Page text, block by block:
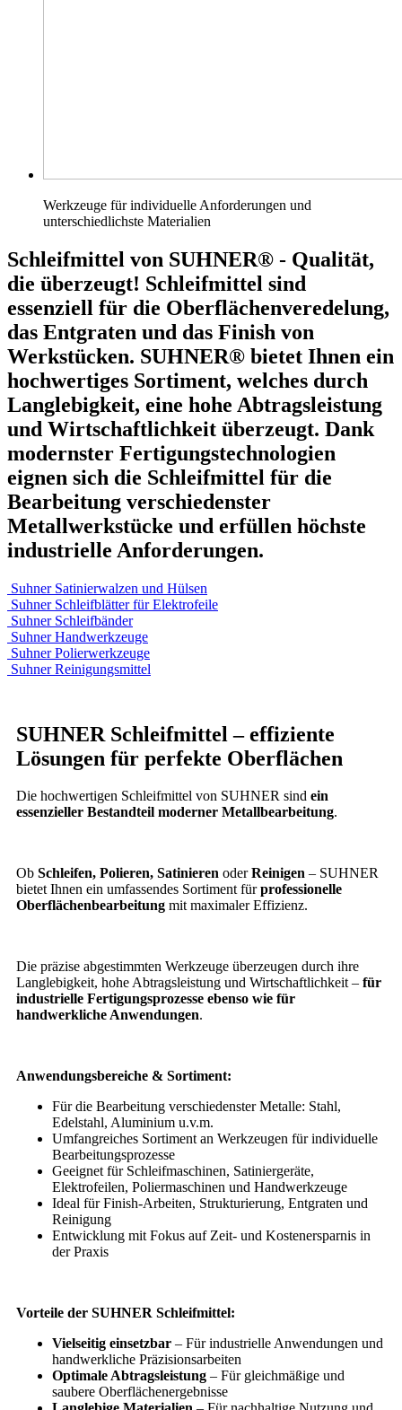
Werkzeuge für individuelle Anforderungen und
unterschiedlichste Materialien
Schleifmittel von SUHNER® - Qualität,
die überzeugt! Schleifmittel sind
essenziell für die Oberflächenveredelung,
das Entgraten und das Finish von
Werkstücken. SUHNER® bietet Ihnen ein
hochwertiges Sortiment, welches durch
Langlebigkeit, eine hohe Abtragsleistung
und Wirtschaftlichkeit überzeugt. Dank
modernster Fertigungstechnologien
eignen sich die Schleifmittel für die
Bearbeitung verschiedenster
Metallwerkstücke und erfüllen höchste
industrielle Anforderungen.
Suhner Satinierwalzen und Hülsen
Suhner Schleifblätter für Elektrofeile
Suhner Schleifbänder
Suhner Handwerkzeuge
Suhner Polierwerkzeuge
Suhner Reinigungsmittel
SUHNER Schleifmittel – effiziente
Lösungen für perfekte Oberflächen
Die hochwertigen Schleifmittel von SUHNER sind ein
essenzieller Bestandteil moderner Metallbearbeitung.
Ob Schleifen, Polieren, Satinieren oderReinigen – SUHNER
bietet Ihnen ein umfassendes Sortiment fürprofessionelle
Oberflächenbearbeitung mit maximaler Effizienz.
Die präzise abgestimmten Werkzeuge überzeugen durch ihre
Langlebigkeit, hohe Abtragsleistung und Wirtschaftlichkeit – für
industrielle Fertigungsprozesse ebenso wie für
handwerkliche Anwendungen.
Anwendungsbereiche & Sortiment:
Für die Bearbeitung verschiedenster Metalle: Stahl,
Edelstahl, Aluminium u.v.m.
Umfangreiches Sortiment an Werkzeugen für individuelle
Bearbeitungsprozesse
Geeignet für Schleifmaschinen, Satiniergeräte,
Elektrofeilen, Poliermaschinen und Handwerkzeuge
Ideal für Finish-Arbeiten, Strukturierung, Entgraten und
Reinigung
Entwicklung mit Fokus auf Zeit- und Kostenersparnis in
der Praxis
Vorteile der SUHNER Schleifmittel:
Vielseitig einsetzbar – Für industrielle Anwendungen und
handwerkliche Präzisionsarbeiten
Optimale Abtragsleistung – Für gleichmäßige und
saubere Oberflächenergebnisse